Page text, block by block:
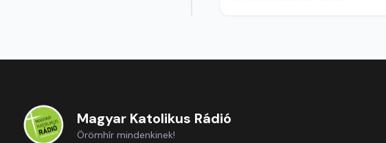
Magyar Katolikus Rádió
Örömhír mindenkinek!